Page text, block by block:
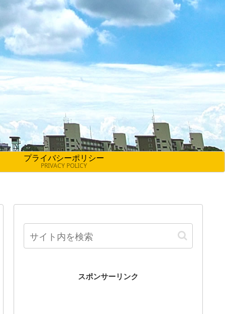
プライバシーポリシー
PRIVACY POLICY
スポンサーリンク